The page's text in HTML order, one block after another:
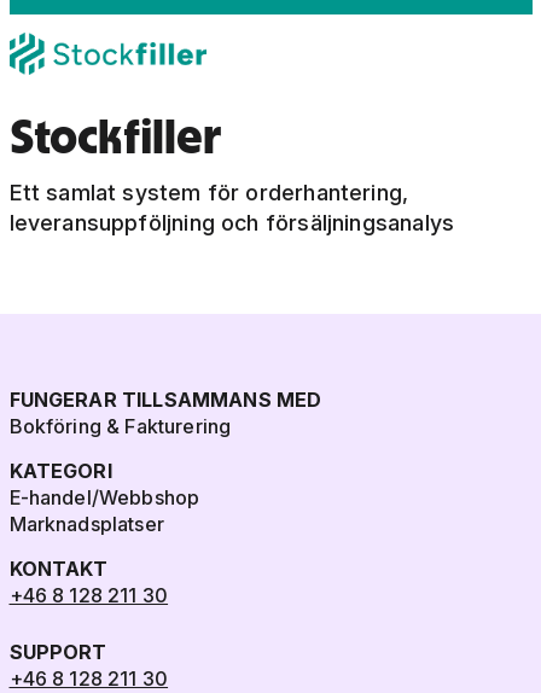
Stockfiller
Ett samlat system för orderhantering,
leveransuppföljning och försäljningsanalys
FUNGERAR TILLSAMMANS MED
Bokföring & Fakturering
KATEGORI
E-handel/Webbshop
Marknadsplatser
KONTAKT
+46 8 128 211 30
SUPPORT
+46 8 128 211 30